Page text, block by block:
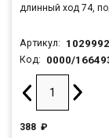
длинный ход 74,
Артикул:
Код: 0000/
388 ₽